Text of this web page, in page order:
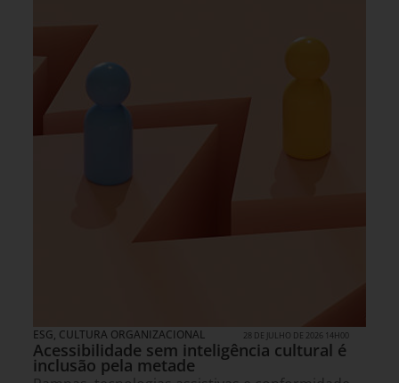
ESG, CULTURA ORGANIZACIONAL 28 DE JULHO DE 2026 14H00
Acessibilidade sem inteligência cultural é
inclusão pela metade